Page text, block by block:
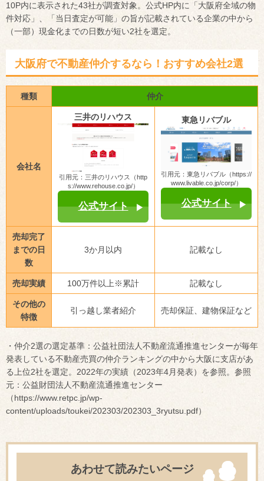
10P内に表示された43社が調査対象。公式HP内に「大阪府全域の物
件対応」、「当日査定が可能」の旨が記載されている企業の中から
（一部）現金化までの日数が短い2社を選定。
大阪府で不動産仲介するなら！おすすめ会社2選
種類 仲介
会社名
三井のリハウス
引用元：三井のリハウス（http
s://www.rehouse.co.jp/）
公式サイト
東急リバブル
引用元：東急リバブル（https://
www.livable.co.jp/corp/）
公式サイト
売却完了
までの日
数
3か月以内 記載なし
売却実績 100万件以上※累計 記載なし
その他の
特徴
引っ越し業者紹介 売却保証、建物保証など
・仲介2選の選定基準：公益社団法人不動産流通推進センターが毎年
発表している不動産売買の仲介ランキングの中から大阪に支店があ
る上位2社を選定。2022年の実績（2023年4月発表）を参照。参照
元：公益財団法人不動産流通推進センター
（https://www.retpc.jp/wp-
content/uploads/toukei/202303/202303_3ryutsu.pdf）
あわせて読みたいページ